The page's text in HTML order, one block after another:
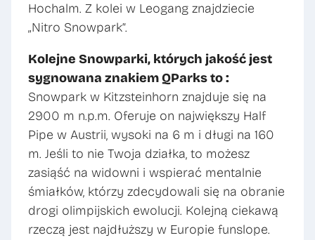
Hochalm. Z kolei w Leogang znajdziecie
„Nitro Snowpark”.
Kolejne Snowparki, których jakość jest
sygnowana znakiem QParks to :
Snowpark w Kitzsteinhorn znajduje się na
2900 m n.p.m. Oferuje on największy Half
Pipe w Austrii, wysoki na 6 m i długi na 160
m. Jeśli to nie Twoja działka, to możesz
zasiąść na widowni i wspierać mentalnie
śmiałków, którzy zdecydowali się na obranie
drogi olimpijskich ewolucji. Kolejną ciekawą
rzeczą jest najdłuższy w Europie funslope.